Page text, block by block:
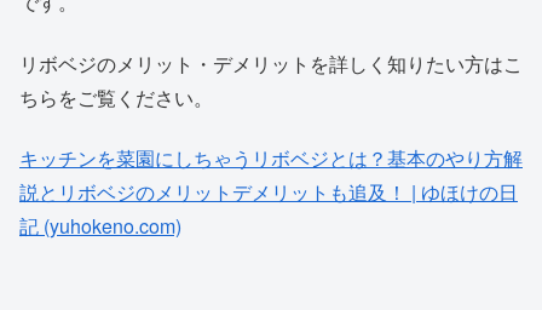
リボベジのメリット・デメリットを詳しく知りたい方はこ
ちらをご覧ください。
キッチンを菜園にしちゃうリボベジとは？基本のやり方解
説とリボベジのメリットデメリットも追及！ | ゆほけの日
記 (yuhokeno.com)